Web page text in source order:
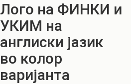
Лого на ФИНКИ и
УКИМ на
англиски јазик
во колор
варијанта